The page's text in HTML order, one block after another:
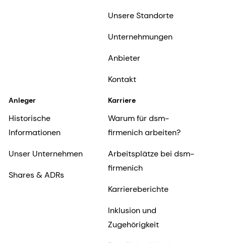
Unsere Standorte
Unternehmungen
Anbieter
Kontakt
Anleger
Historische
Informationen
Unser Unternehmen
Shares & ADRs
Karriere
Warum für dsm-
firmenich arbeiten?
Arbeitsplätze bei dsm-
firmenich
Karriereberichte
Inklusion und
Zugehörigkeit